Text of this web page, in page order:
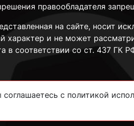
правообладателя
на сайте, носит
характер и не может
в соответствии со ст. 437 ГК
с политикой